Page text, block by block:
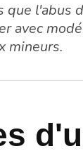
que l'abus
avec
mineurs.